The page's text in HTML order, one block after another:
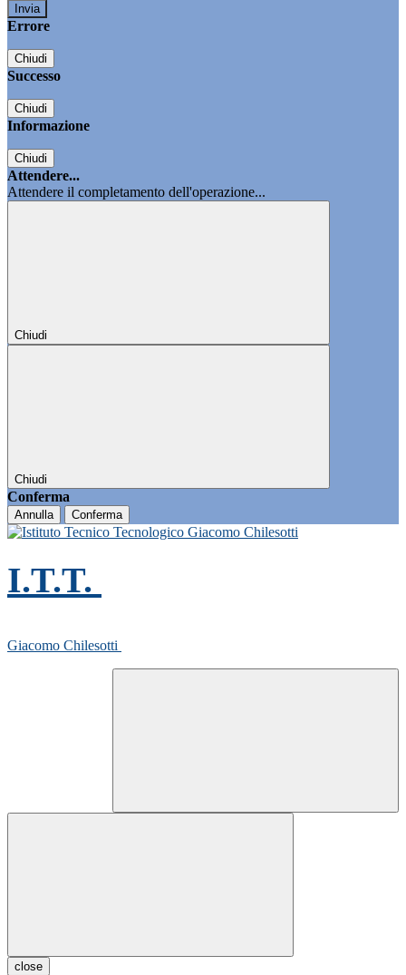
Errore
Chiudi
Successo
Chiudi
Informazione
Chiudi
Attendere...
Attendere il completamento dell'operazione...
Chiudi
Chiudi
Conferma
Annulla Conferma
I.T.T.
Giacomo Chilesotti
close